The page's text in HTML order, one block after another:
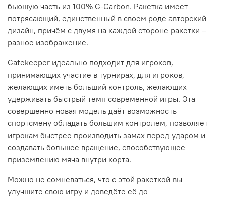
бьющую часть из 100% G-Carbon. Ракетка имеет
потрясающий, единственный в своем роде авторский
дизайн, причём с двумя на каждой стороне ракетки –
разное изображение.
Gatekeeper идеально подходит для игроков,
принимающих участие в турнирах, для игроков,
желающих иметь больший контроль, желающих
удерживать быстрый темп современной игры. Эта
совершенно новая модель даёт возможность
спортсмену обладать большим контролем, позволяет
игрокам быстрее производить замах перед ударом и
создавать большее вращение, способствующее
приземлению мяча внутри корта.
Можно не сомневаться, что с этой ракеткой вы
улучшите свою игру и доведёте её до